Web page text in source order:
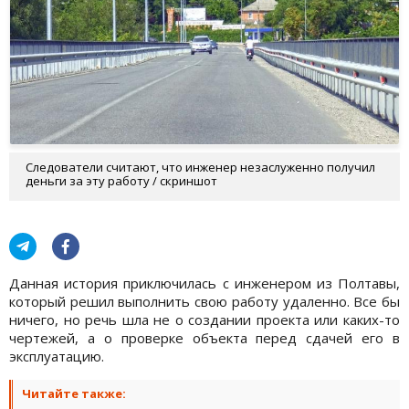
Следователи считают, что инженер незаслуженно получил
деньги за эту работу / скриншот
Данная история приключилась с инженером из Полтавы,
который решил выполнить свою работу удаленно. Все бы
ничего, но речь шла не о создании проекта или каких-то
чертежей, а о проверке объекта перед сдачей его в
эксплуатацию.
Читайте также: